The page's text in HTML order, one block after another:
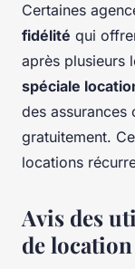
Certaines
fidélité qui
après plusieurs
spéciale
des assurances
gratuitement.
locations
Avis des
de location